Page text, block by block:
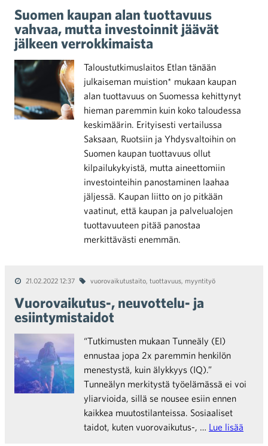
Suomen kaupan alan tuottavuus
vahvaa, mutta investoinnit jäävät
jälkeen verrokkimaista
Taloustutkimuslaitos Etlan tänään
julkaiseman muistion* mukaan kaupan
alan tuottavuus on Suomessa kehittynyt
hieman paremmin kuin koko taloudessa
keskimäärin. Erityisesti vertailussa
Saksaan, Ruotsiin ja Yhdysvaltoihin on
Suomen kaupan tuottavuus ollut
kilpailukykyistä, mutta aineettomiin
investointeihin panostaminen laahaa
jäljessä. Kaupan liitto on jo pitkään
vaatinut, että kaupan ja palvelualojen
tuottavuuteen pitää panostaa
merkittävästi enemmän.
21.02.2022 12:37 vuorovaikutustaito, tuottavuus, myyntityö
Vuorovaikutus-, neuvottelu- ja
esiintymistaidot
“Tutkimusten mukaan Tunneäly (EI)
ennustaa jopa 2x paremmin henkilön
menestystä, kuin älykkyys (IQ).”
Tunneälyn merkitystä työelämässä ei voi
yliarvioida, sillä se nousee esiin ennen
kaikkea muutostilanteissa. Sosiaaliset
taidot, kuten vuorovaikutus-, … Lue lisää